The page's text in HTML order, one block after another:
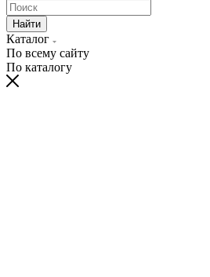
Найти
Каталог
По всему сайту
По каталогу